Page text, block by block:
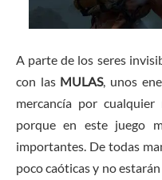
A parte de los seres
con las MULAS, unos
mercancía por
porque en este juego
importantes. De todas
poco caóticas y no